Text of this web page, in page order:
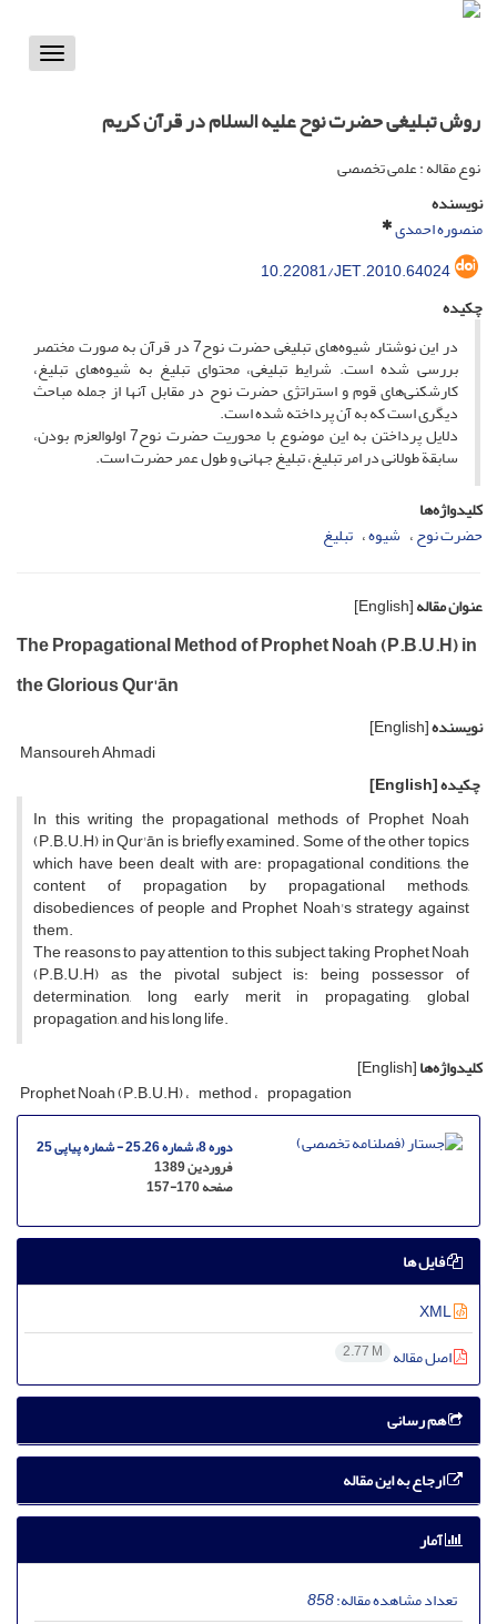
Toggle
روش تبلیغی حضرت نوح علیه السلام در قرآن کریم
نوع مقاله : علمی تخصصی
نویسنده
منصوره احمدی
10.22081/JET.2010.64024
چکیده
در این نوشتار شیوه‌های تبلیغی حضرت نوح7 در قرآن به صورت مختصر
بررسی شده است. شرایط تبلیغی، محتوای تبلیغ به شیوه‌های تبلیغ،
کارشکنی‌های قوم و استراتژی حضرت نوح در مقابل آنها از جمله مباحث
دیگری است که به آن پرداخته شده است.
دلایل پرداختن به این موضوع با محوریت حضرت نوح7 اولوالعزم بودن،
سابقة طولانی در امر تبلیغ، تبلیغ جهانی و طول عمر حضرت است.
کلیدواژه‌ها
حضرت نوح شیوه تبلیغ
عنوان مقاله[English]
The Propagational Method of Prophet Noah (P.B.U.H) in
the Glorious Qur'ān
نویسنده[English]
Mansoureh Ahmadi
چکیده[English]
In this writing the propagational methods of Prophet Noah
(P.B.U.H) in Qur'ān is briefly examined. Some of the other topics
which have been dealt with are: propagational conditions, the
content of propagation by propagational methods,
disobediences of people and Prophet Noah's strategy against
them.
The reasons to pay attention to this subject, taking Prophet Noah
(P.B.U.H) as the pivotal subject is: being possessor of
determination, long early merit in propagating, global
propagation, and his long life.
کلیدواژه‌ها[English]
Prophet Noah (P.B.U.H) method propagation
دوره 8، شماره 25.26 - شماره پیاپی 25
فروردین 1389
صفحه157-170
فایل ها
اصل مقاله 2.77 M
هم رسانی
ارجاع به این مقاله
آمار
تعداد مشاهده مقاله:858